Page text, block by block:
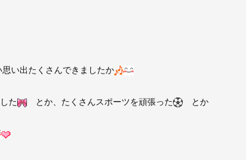
思い出たくさんできましたか
た とか、たくさんスポーツを頑張った とか